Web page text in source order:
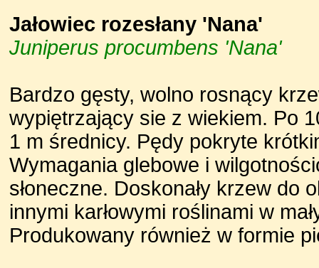
Jałowiec rozesłany 'Nana'
Juniperus procumbens 'Nana'
Bardzo gęsty, wolno rosnący
wypiętrzający sie z wiekiem. Po
1 m średnicy. Pędy pokryte
Wymagania glebowe i
słoneczne. Doskonały krzew do
innymi karłowymi roślinami w
Produkowany również w formie